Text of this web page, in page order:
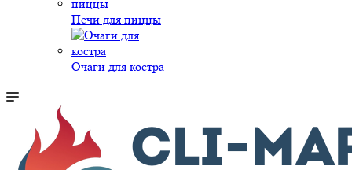
Печи для пиццы
Очаги для костра